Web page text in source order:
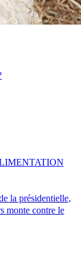
la présidentielle,
monte contre le